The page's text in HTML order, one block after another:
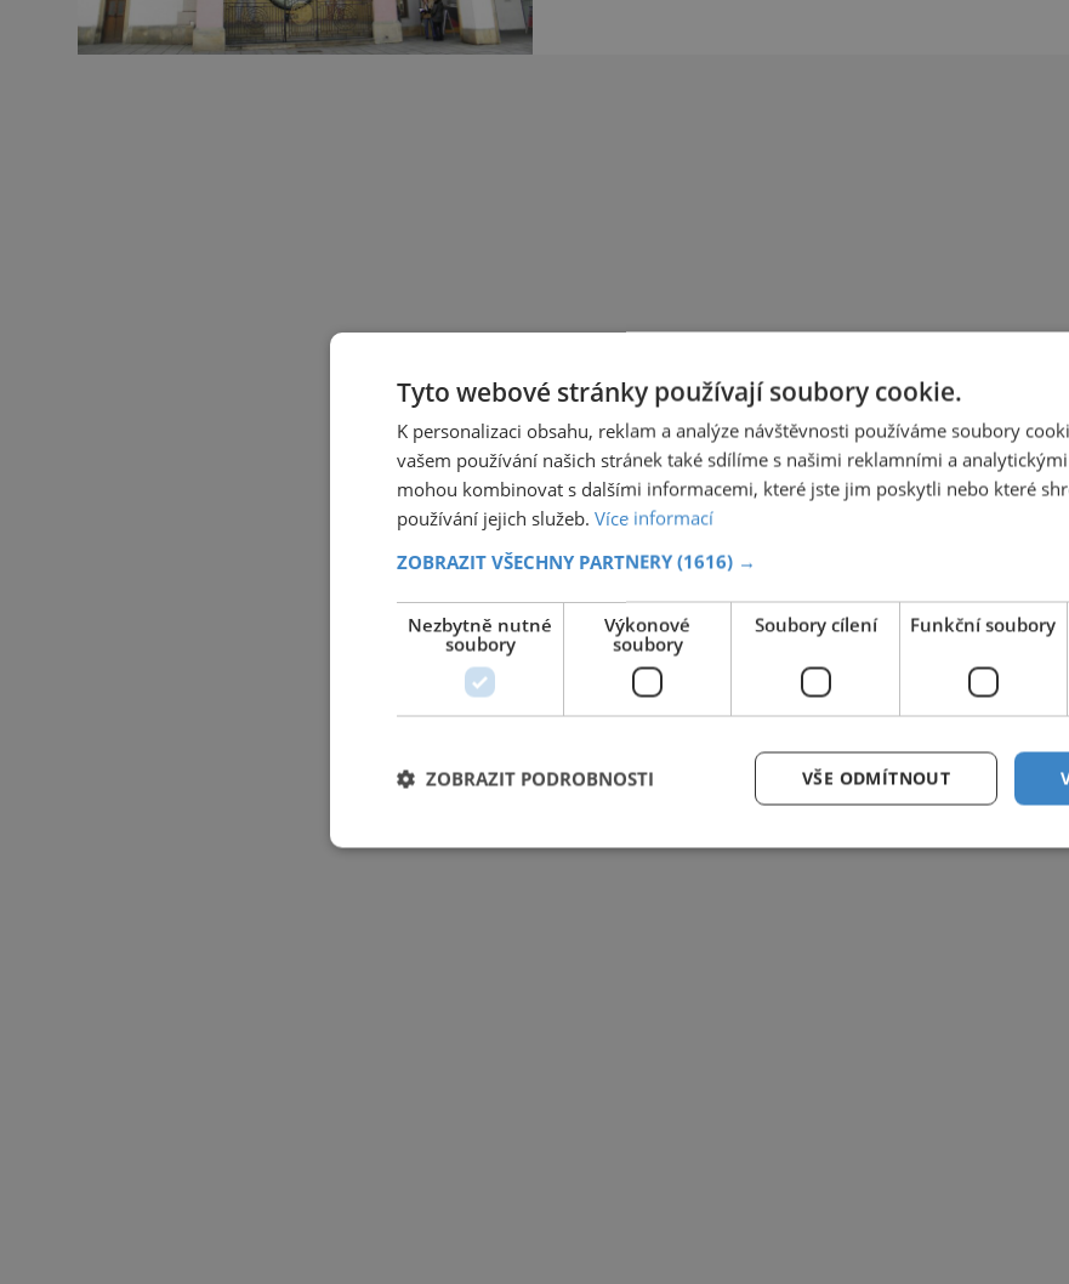
Tyto webové stránky používají soubory cookie.
K personalizaci obsahu, reklam a analýze návštěvnosti používáme soubory
vašem používání našich stránek také sdílíme s našimi reklamními a
mohou kombinovat s dalšími informacemi, které jste jim poskytli nebo které
používání jejich služeb. Více informací
ZOBRAZIT VŠECHNY PARTNERY (1616) →
Nezbytně nutné
soubory
Výkonové
soubory
Soubory cílení Funkční soubory
VŠE ODMÍTNOUT
ZOBRAZIT PODROBNOSTI